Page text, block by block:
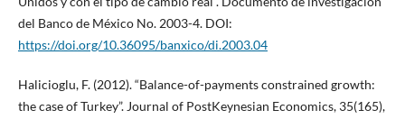
del Banco de México No. 2003-4. DOI:
https://doi.org/10.36095/banxico/di.2003.04
Halicioglu, F. (2012). “Balance-of-payments constrained growth:
the case of Turkey”. Journal of PostKeynesian Economics, 35(165),